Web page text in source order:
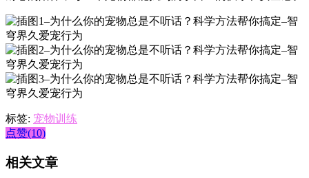
标签: 宠物训练
点赞(10)
相关文章